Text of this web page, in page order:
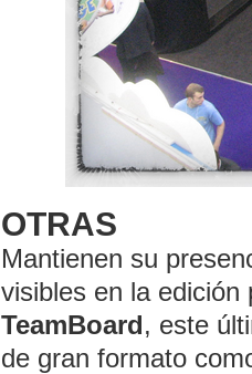
OTRAS
Mantienen su
visibles en la
TeamBoard, este
de gran formato